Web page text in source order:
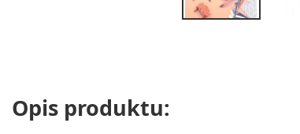
Opis produktu: